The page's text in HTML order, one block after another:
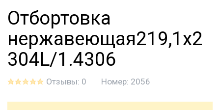
Отбортовка
нержавеющая219,1х2
304L/1.4306
Отзывы: 0 Номер: 2056